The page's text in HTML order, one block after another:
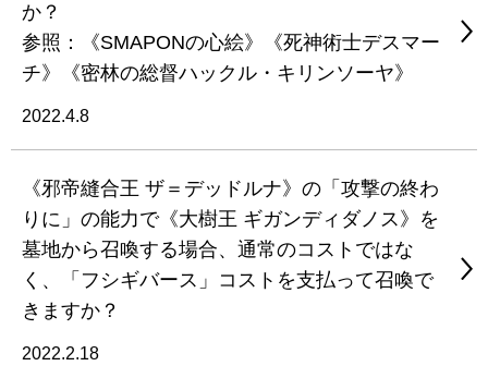
か？
参照：《SMAPONの心絵》《死神術士デスマー
チ》《密林の総督ハックル・キリンソーヤ》
2022.4.8
《邪帝縫合王 ザ＝デッドルナ》の「攻撃の終わ
りに」の能力で《大樹王 ギガンディダノス》を
墓地から召喚する場合、通常のコストではな
く、「フシギバース」コストを支払って召喚で
きますか？
2022.2.18